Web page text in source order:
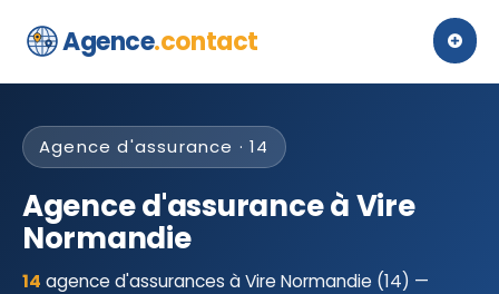
Agence.contact
Agence d'assurance · 14
Agence d'assurance à Vire
Normandie
14 agence d'assurances à Vire Normandie (14) —